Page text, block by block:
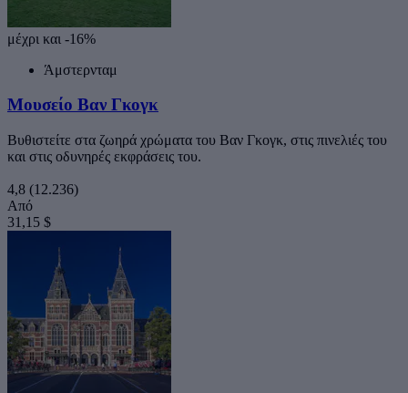
μέχρι και -16%
Άμστερνταμ
Μουσείο Βαν Γκογκ
Βυθιστείτε στα ζωηρά χρώματα του Βαν Γκογκ, στις πινελιές του
και στις οδυνηρές εκφράσεις του.
4,8 (12.236)
Από
31,15 $